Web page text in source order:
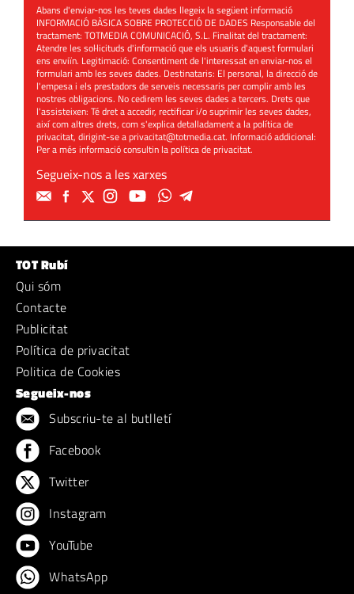
Abans d'enviar-nos les teves dades llegeix la següent informació
INFORMACIÓ BÀSICA SOBRE PROTECCIÓ DE DADES Responsable del
tractament: TOTMEDIA COMUNICACIÓ, S.L. Finalitat del tractament:
Atendre les sol·licituds d'informació que els usuaris d'aquest formulari
ens enviïn. Legitimació: Consentiment de l'interessat en enviar-nos el
formulari amb les seves dades. Destinataris: El personal, la direcció de
l'empesa i els prestadors de serveis necessaris per complir amb les
nostres obligacions. No cedirem les seves dades a tercers. Drets que
l'assisteixen: Té dret a accedir, rectificar i/o suprimir les seves dades,
així com altres drets, com s'explica detalladament a la política de
privacitat, dirigint-se aprivacitat@totmedia.cat. Informació addicional:
Per a més informació consultin lapolítica de privacitat.
Segueix-nos a les xarxes
TOT Rubí
Qui sóm
Contacte
Publicitat
Política de privacitat
Politica de Cookies
Segueix-nos
Subscriu-te al butlletí
Facebook
Twitter
Instagram
YouTube
WhatsApp